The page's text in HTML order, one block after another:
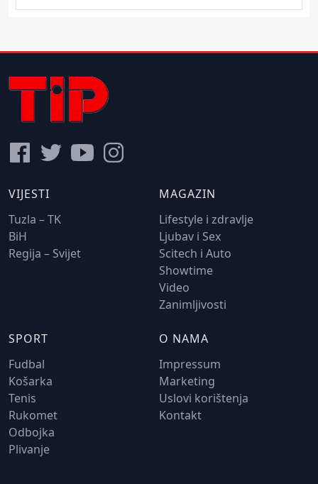
VIJESTI
Tuzla – TK
BiH
Regija – Svijet
MAGAZIN
Lifestyle i zdravlje
Ljubav i Sex
Scitech i Auto
Showtime
Video
Zanimljivosti
SPORT
Fudbal
Košarka
Tenis
Rukomet
Odbojka
Plivanje
O NAMA
Impressum
Marketing
Uslovi korištenja
Kontakt